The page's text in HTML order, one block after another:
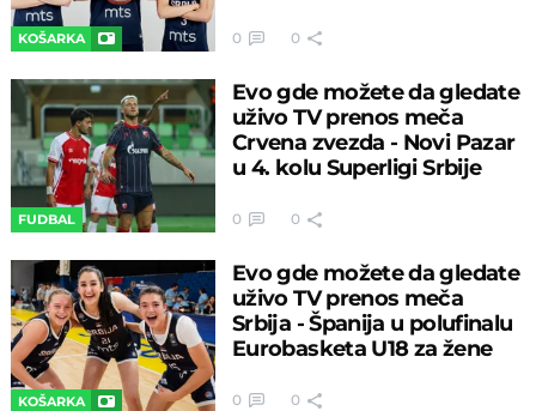
KOŠARKA 0 0
FUDBAL
Evo gde možete da gledate
uživo TV prenos meča
Crvena zvezda - Novi Pazar
u 4. kolu Superligi Srbije
0 0
KOŠARKA
Evo gde možete da gledate
uživo TV prenos meča
Srbija - Španija u polufinalu
Eurobasketa U18 za žene
0 0